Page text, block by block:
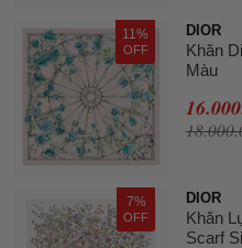
11%
OFF
DIOR
Khăn
Màu
7%
OFF
DIOR
Khăn
Scarf